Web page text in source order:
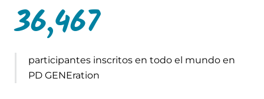
36,467
participantes inscritos en todo el mundo en
PD GENEration